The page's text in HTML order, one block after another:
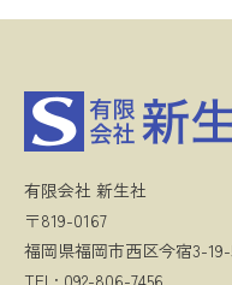
有限会社 新生社
〒819-0167
福岡県福岡市西区今宿3-
TEL: 092-806-7456